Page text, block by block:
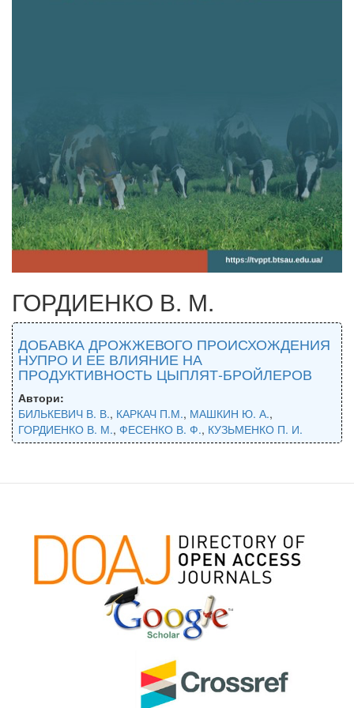
ГОРДИЕНКО В. М.
ДОБАВКА ДРОЖЖЕВОГО ПРОИСХОЖДЕНИЯ
НУПРО И ЕЕ ВЛИЯНИЕ НА
ПРОДУКТИВНОСТЬ ЦЫПЛЯТ-БРОЙЛЕРОВ
Автори:
БИЛЬКЕВИЧ В. В., КАРКАЧ П.М., МАШКИН Ю. А.,
ГОРДИЕНКО В. М., ФЕСЕНКО В. Ф., КУЗЬМЕНКО П. И.